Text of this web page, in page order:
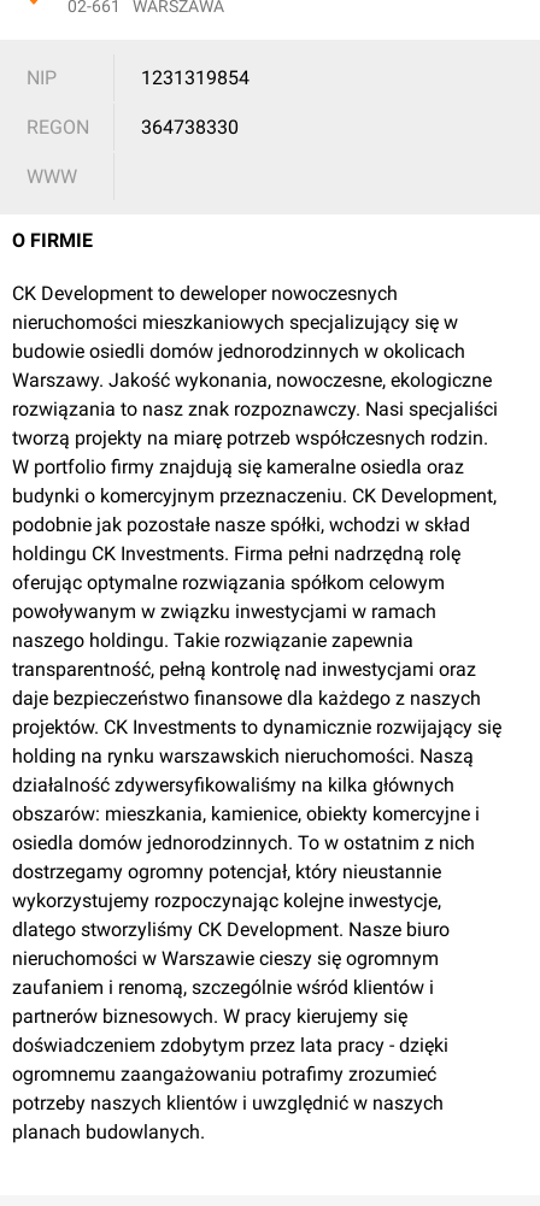
Słomin, Janczewicka 8
Jedności 31
Lesznowola , Jedności 31
Biedronki 29
Słomin, Biedronki 29
02-661 WARSZAWA
NIP 1231319854
REGON 364738330
WWW
O FIRMIE
CK Development to deweloper nowoczesnych
nieruchomości mieszkaniowych specjalizujący się w
budowie osiedli domów jednorodzinnych w okolicach
Warszawy. Jakość wykonania, nowoczesne, ekologiczne
rozwiązania to nasz znak rozpoznawczy. Nasi specjaliści
tworzą projekty na miarę potrzeb współczesnych rodzin.
W portfolio firmy znajdują się kameralne osiedla oraz
budynki o komercyjnym przeznaczeniu. CK Development,
podobnie jak pozostałe nasze spółki, wchodzi w skład
holdingu CK Investments. Firma pełni nadrzędną rolę
oferując optymalne rozwiązania spółkom celowym
powoływanym w związku inwestycjami w ramach
naszego holdingu. Takie rozwiązanie zapewnia
transparentność, pełną kontrolę nad inwestycjami oraz
daje bezpieczeństwo finansowe dla każdego z naszych
projektów. CK Investments to dynamicznie rozwijający się
holding na rynku warszawskich nieruchomości. Naszą
działalność zdywersyfikowaliśmy na kilka głównych
obszarów: mieszkania, kamienice, obiekty komercyjne i
osiedla domów jednorodzinnych. To w ostatnim z nich
dostrzegamy ogromny potencjał, który nieustannie
wykorzystujemy rozpoczynając kolejne inwestycje,
dlatego stworzyliśmy CK Development. Nasze biuro
nieruchomości w Warszawie cieszy się ogromnym
zaufaniem i renomą, szczególnie wśród klientów i
partnerów biznesowych. W pracy kierujemy się
doświadczeniem zdobytym przez lata pracy - dzięki
ogromnemu zaangażowaniu potrafimy zrozumieć
potrzeby naszych klientów i uwzględnić w naszych
planach budowlanych.